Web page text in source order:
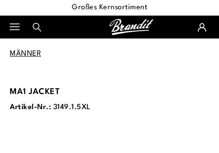
Großes Kernsortiment
MÄNNER
MA1 JACKET
Artikel-Nr.: 3149.1.5XL